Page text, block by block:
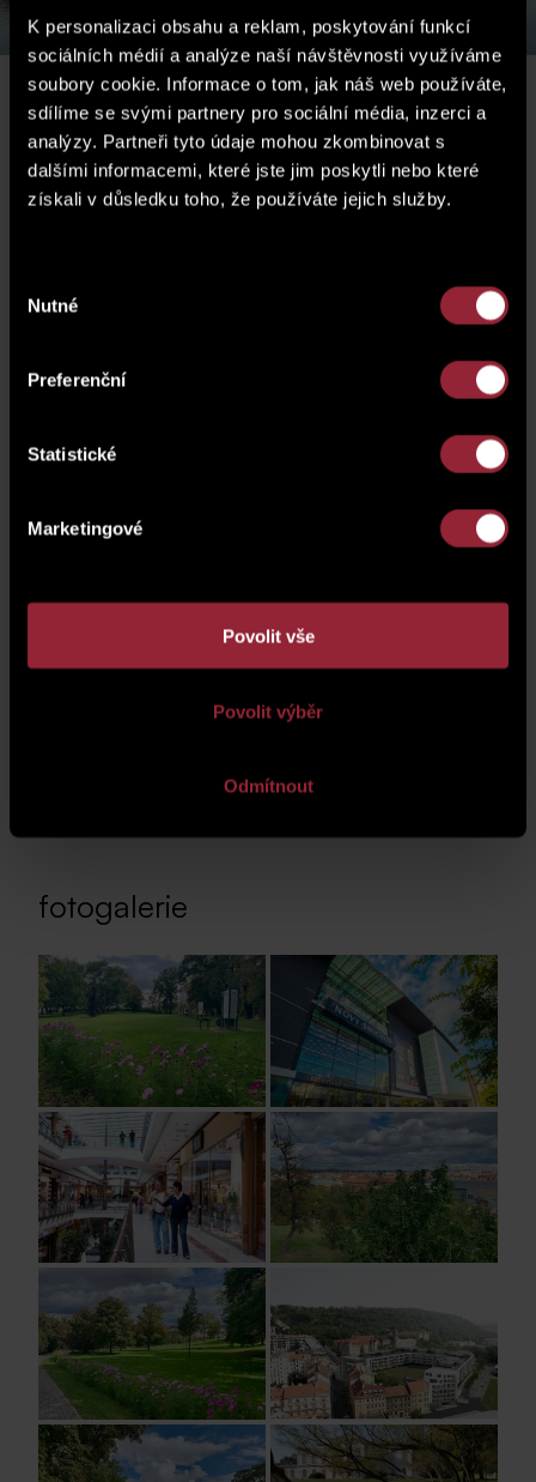
K personalizaci obsahu a reklam, poskytování funkcí
sociálních médií a analýze naší návštěvnosti využíváme
soubory cookie. Informace o tom, jak náš web používáte,
sdílíme se svými partnery pro sociální média, inzerci a
analýzy. Partneři tyto údaje mohou zkombinovat s
dalšími informacemi, které jste jim poskytli nebo které
získali v důsledku toho, že používáte jejich služby.
souhlasu
Nutné
Preferenční
Statistické
Marketingové
Povolit vše
Povolit výběr
Odmítnout
LOKALITA
fotogalerie